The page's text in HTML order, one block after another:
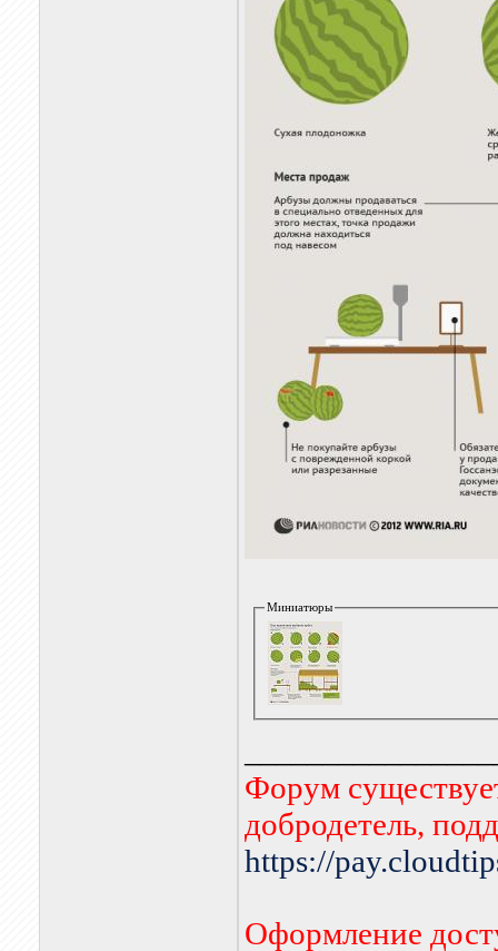
Миниатюры
Форум
добродетель,
https://
Оформление